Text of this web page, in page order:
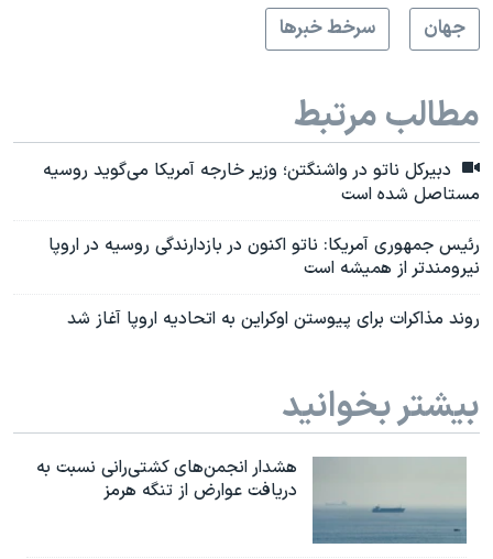
جهان
سرخط خبرها
مطالب مرتبط
دبیرکل ناتو در واشنگتن؛ وزیر خارجه آمریکا می‌گوید روسیه
مستاصل شده است
رئیس جمهوری آمریکا: ناتو اکنون در بازدارندگی روسیه در اروپا
نیرومندتر از همیشه است
روند مذاکرات برای پیوستن اوکراین به اتحادیه اروپا آغاز شد
بیشتر بخوانید
هشدار انجمن‌های کشتی‌رانی نسبت به
دریافت عوارض از تنگه هرمز